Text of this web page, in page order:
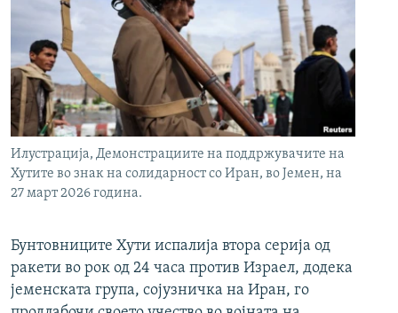
Илустрација, Демонстрациите на поддржувачите на
Хутите во знак на солидарност со Иран, во Јемен, на
27 март 2026 година.
Бунтовниците Хути испалија втора серија од
ракети во рок од 24 часа против Израел, додека
јеменската група, сојузничка на Иран, го